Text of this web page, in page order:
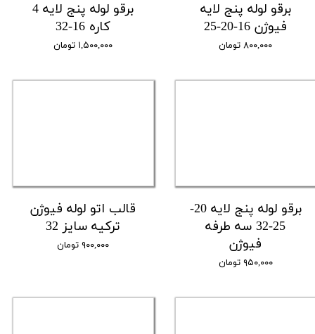
برقو لوله پنج لایه
فیوژن 16-20-25
۸۰۰,۰۰۰ تومان
برقو لوله پنج لایه 4
کاره 16-32
۱,۵۰۰,۰۰۰ تومان
برقو لوله پنج لایه 20-
25-32 سه طرفه
فیوژن
۹۵۰,۰۰۰ تومان
قالب اتو لوله فیوژن
ترکیه سایز 32
۹۰۰,۰۰۰ تومان